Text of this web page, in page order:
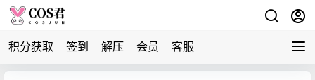
积分获取 签到 解压 会员 客服